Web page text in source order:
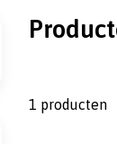
1 producten